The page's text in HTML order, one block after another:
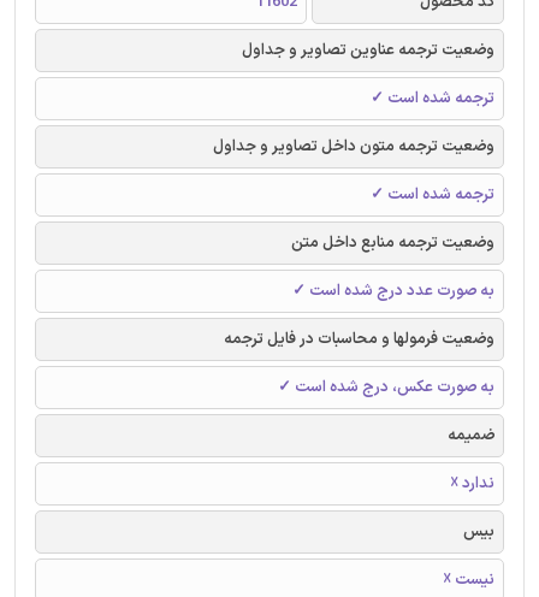
وضعیت ترجمه عناوین تصاویر و جداول
ترجمه شده است ✓
وضعیت ترجمه متون داخل تصاویر و جداول
ترجمه شده است ✓
وضعیت ترجمه منابع داخل متن
به صورت عدد درج شده است ✓
وضعیت فرمولها و محاسبات در فایل ترجمه
به صورت عکس، درج شده است ✓
ضمیمه
ندارد ☓
بیس
نیست ☓